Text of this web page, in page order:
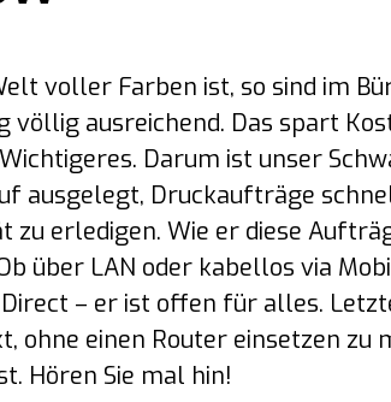
voller Farben ist, so sind im
völlig ausreichend. Das spart
Darum ist unser
ausgelegt, Druckaufträge
zu erledigen. Wie er diese
über LAN oder kabellos via
Direct – er ist offen für alles.
ohne einen Router einsetzen zu
Hören Sie mal hin!